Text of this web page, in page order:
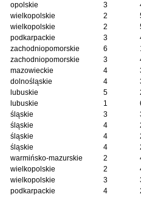
opolskie 3
wielkopolskie 2
wielkopolskie 2
podkarpackie 3
zachodniopomorskie 6
zachodniopomorskie 3
mazowieckie 4
dolnośląskie 4
lubuskie 5
lubuskie 1
śląskie 3
śląskie 4
śląskie 4
śląskie 4
warmińsko-mazurskie 2
wielkopolskie 2
wielkopolskie 3
podkarpackie 4